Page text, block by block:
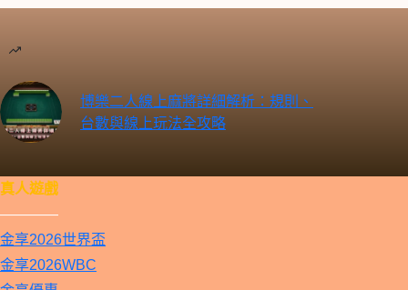
博樂二人線上麻將詳細解析：規則、
台數與線上玩法全攻略
真人遊戲
————
金享2026世界盃
金享2026WBC